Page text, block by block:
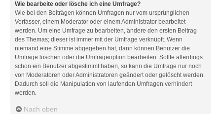
Wie bearbeite oder lösche ich eine Umfrage?
Wie bei den Beiträgen können Umfragen nur vom ursprünglichen
Verfasser, einem Moderator oder einem Administrator bearbeitet
werden. Um eine Umfrage zu bearbeiten, ändere den ersten Beitrag
des Themas; dieser ist immer mit der Umfrage verknüpft. Wenn
niemand eine Stimme abgegeben hat, dann können Benutzer die
Umfrage löschen oder die Umfrageoption bearbeiten. Sollte allerdings
schon ein Benutzer abgestimmt haben, so kann die Umfrage nur noch
von Moderatoren oder Administratoren geändert oder gelöscht werden.
Dadurch soll die Manipulation von laufenden Umfragen verhindert
werden.
Nach oben